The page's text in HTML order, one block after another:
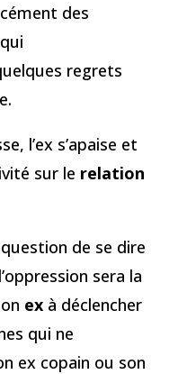
des
regrets
l’ex s’apaise et
sur le relation
de se dire
sera la
exà déclencher
qui ne
ex copain ou son